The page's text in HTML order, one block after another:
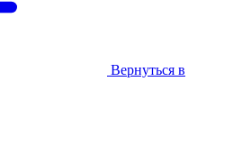
Вернуться в